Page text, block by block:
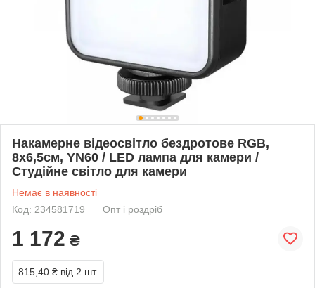
Накамерне відеосвітло бездротове RGB,
8x6,5см, YN60 / LED лампа для камери /
Студійне світло для камери
Немає в наявності
Код: 234581719
Опт і роздріб
1 172 ₴
815,40 ₴ від 2 шт.